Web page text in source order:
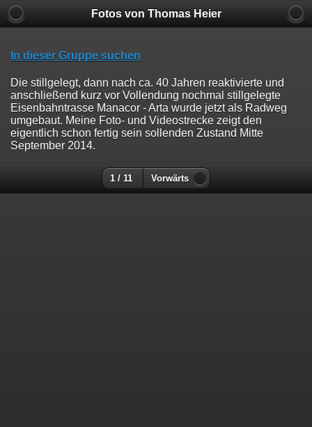
Fotos von Thomas Heier
In dieser Gruppe suchen
Die stillgelegt, dann nach ca. 40 Jahren reaktivierte und
anschließend kurz vor Vollendung nochmal stillgelegte
Eisenbahntrasse Manacor - Arta wurde jetzt als Radweg
umgebaut. Meine Foto- und Videostrecke zeigt den
eigentlich schon fertig sein sollenden Zustand Mitte
September 2014.
1 / 11 Vorwärts